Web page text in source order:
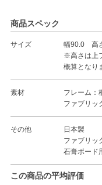
商品スペック
サイズ
幅90.0 高
※高さは上
概算となり
素材
フレーム：
ファブリッ
その他
日本製
ファブリッ
石膏ボード